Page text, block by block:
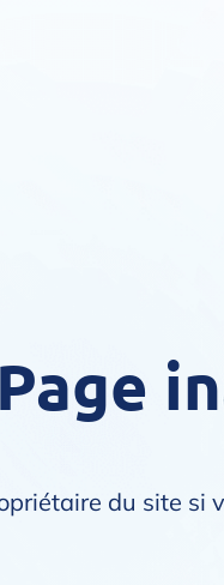
Page
du site si